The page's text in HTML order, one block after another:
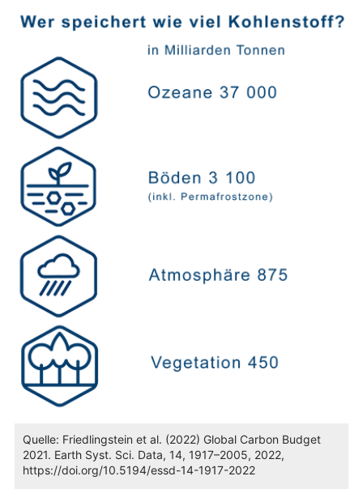
Quelle: Friedlingstein et al. (2022) Global Carbon Budget
2021. Earth Syst. Sci. Data, 14, 1917–2005, 2022,
https://doi.org/10.5194/essd-14-1917-2022